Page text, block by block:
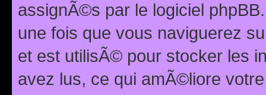
assignÃ©s par le logiciel
une fois que vous naviguerez
et est utilisÃ© pour stocker les
avez lus, ce qui amÃ©liore